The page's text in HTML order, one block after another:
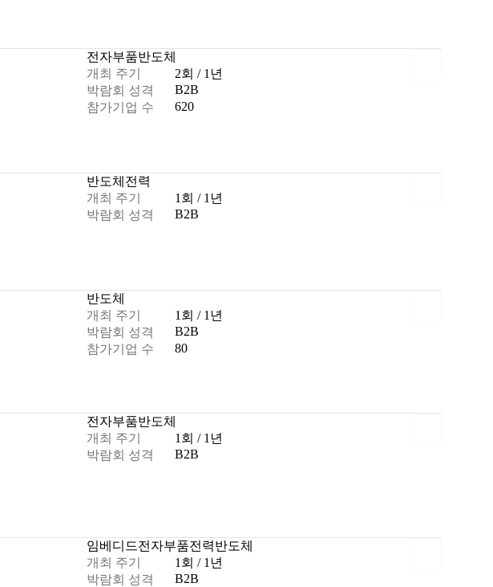
전자부품반도체
개최 주기
2회 / 1년
박람회 성격
B2B
참가기업 수
620
반도체 전력
개최 주기
1회 / 1년
박람회 성격
B2B
반도체
개최 주기
1회 / 1년
박람회 성격
B2B
참가기업 수
80
전자부품반도체
개최 주기
1회 / 1년
박람회 성격
B2B
임베디드전자부품전력반도체
개최 주기
1회 / 1년
박람회 성격
B2B